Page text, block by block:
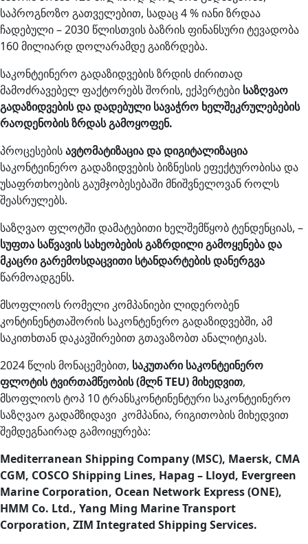
საპროგნოზო გათველებით, სადაც 4 % იანი ზრდაა
ჩადებული – 2030 წლისთვის ბაზრის ფინანსური ტევადობა
160 მილიარდ დოლარამდე გაიზრდება.
საკონტეინერო გადაზიდვების ზრდის ძირითად
მამოძრავებელ ფაქტორებს შორის, ექპერტები საზღვაო
გადაზიდვების და დადებული სავაჭრო ხელშეკრულებების
რაოდენობის ზრდას გამოყოფენ.
პროცესებისავტომატიზაცია და დიგიტალიზაცია
საკონტეინერო გადაზიდვების ბიზნესის ეფექტურობისა და
უსაფრთხოების გაუმჯობესებაში მნიშვნელოვან როლს
შეასრულებს.
საზღვაო ფლოტში დამატებითი ხელშემწყობ ტენდენციას, –
სუფთა საწვავის სახეობების გაზრდილი გამოყენება და
მკაცრი გარემოსდაცვითი სტანდარტების დანერგვა
წარმოადგენს.
მსოფლიოს რომელი კომპანიები ლიდერობენ
კონტინენტთაშორის საკონტენერო გადაზიდვებში, ამ
საკითხთან დაკავშირებით გთავაზობთ ანალიტიკას.
2024 წლის მონაცემებით, საკუთარი საკონტეინერო
ფლოტის ტვირთამწეობის (მლნ TEU) მიხედვით,
მსოფლიოს ტოპ 10 ტრანსკონტინენტური საკონტეინერო
საზღვაო გადამზიდავი კომპანია, რიგითობის მიხედვით
შემდეგნაირად გამოიყურება:
Mediterranean Shipping Company (MSC), Maersk, CMA
CGM, COSCO Shipping Lines, Hapag – Lloyd, Evergreen
Marine Corporation, Ocean Network Express (ONE),
HMM Co. Ltd., Yang Ming Marine Transport
Corporation, ZIM Integrated Shipping Services.